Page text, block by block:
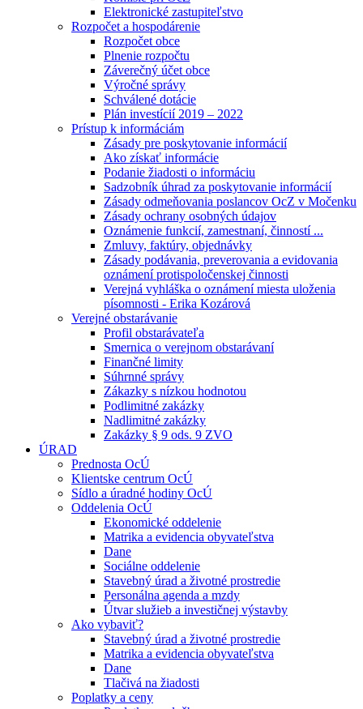
Elektronické zastupiteľstvo
Rozpočet a hospodárenie
Rozpočet obce
Plnenie rozpočtu
Záverečný účet obce
Výročné správy
Schválené dotácie
Plán investícií 2019 – 2022
Prístup k informáciám
Zásady pre poskytovanie informácií
Ako získať informácie
Podanie žiadosti o informáciu
Sadzobník úhrad za poskytovanie informácií
Zásady odmeňovania poslancov OcZ v Močenku
Zásady ochrany osobných údajov
Oznámenie funkcií, zamestnaní, činností ...
Zmluvy, faktúry, objednávky
Zásady podávania, preverovania a evidovania
oznámení protispoločenskej činnosti
Verejná vyhláška o oznámení miesta uloženia
písomnosti - Erika Kozárová
Verejné obstarávanie
Profil obstarávateľa
Smernica o verejnom obstarávaní
Finančné limity
Súhrnné správy
Zákazky s nízkou hodnotou
Podlimitné zakázky
Nadlimitné zakázky
Zakázky § 9 ods. 9 ZVO
ÚRAD
Prednosta OcÚ
Klientske centrum OcÚ
Sídlo a úradné hodiny OcÚ
Oddelenia OcÚ
Ekonomické oddelenie
Matrika a evidencia obyvateľstva
Dane
Sociálne oddelenie
Stavebný úrad a životné prostredie
Personálna agenda a mzdy
Útvar služieb a investičnej výstavby
Ako vybaviť?
Stavebný úrad a životné prostredie
Matrika a evidencia obyvateľstva
Dane
Tlačivá na žiadosti
Poplatky a ceny